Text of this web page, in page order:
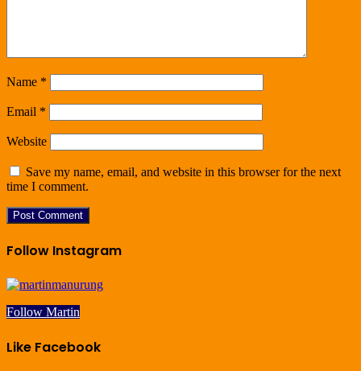
Name *
Email *
Website
Save my name, email, and website in this browser for the next
time I comment.
Follow Instagram
Follow Martin
Like Facebook